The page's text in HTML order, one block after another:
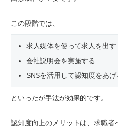
この段階では、
求人媒体を使って求人を出す
会社説明会を実施する
SNSを活用して認知度をあげ
といったが手法が効果的です。
認知度向上のメリットは、求職者